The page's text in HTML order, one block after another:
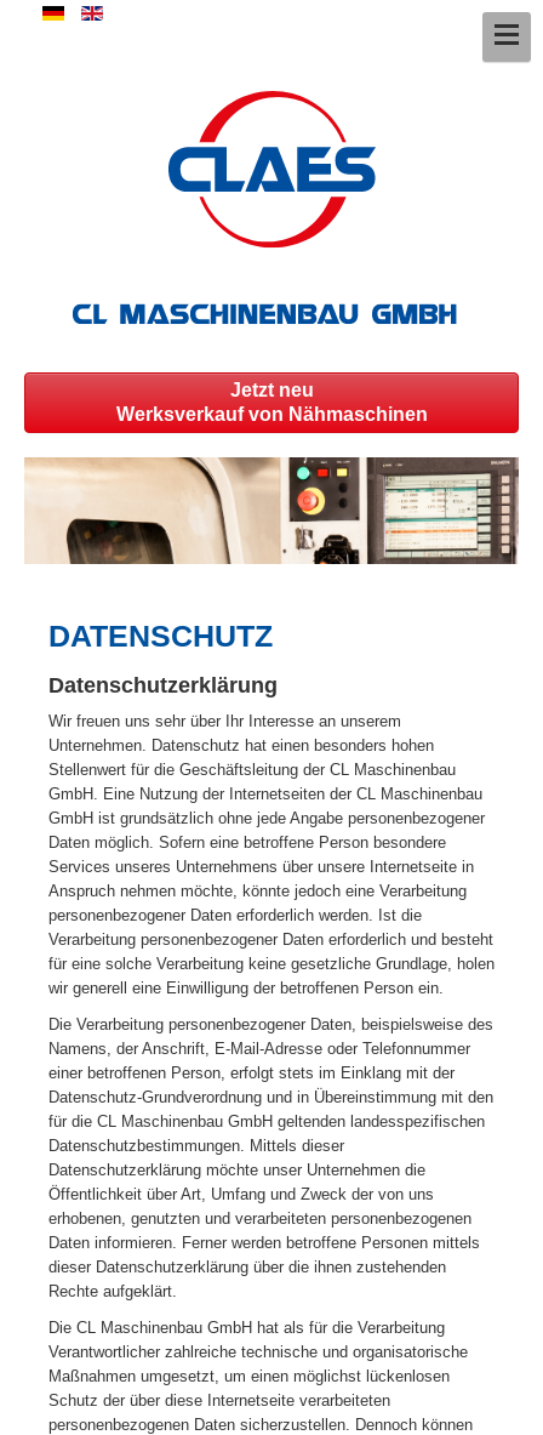
Jetzt neu
Werksverkauf von Nähmaschinen
DATENSCHUTZ
Datenschutzerklärung
Wir freuen uns sehr über Ihr Interesse an unserem
Unternehmen. Datenschutz hat einen besonders hohen
Stellenwert für die Geschäftsleitung der CL Maschinenbau
GmbH. Eine Nutzung der Internetseiten der CL Maschinenbau
GmbH ist grundsätzlich ohne jede Angabe personenbezogener
Daten möglich. Sofern eine betroffene Person besondere
Services unseres Unternehmens über unsere Internetseite in
Anspruch nehmen möchte, könnte jedoch eine Verarbeitung
personenbezogener Daten erforderlich werden. Ist die
Verarbeitung personenbezogener Daten erforderlich und besteht
für eine solche Verarbeitung keine gesetzliche Grundlage, holen
wir generell eine Einwilligung der betroffenen Person ein.
Die Verarbeitung personenbezogener Daten, beispielsweise des
Namens, der Anschrift, E-Mail-Adresse oder Telefonnummer
einer betroffenen Person, erfolgt stets im Einklang mit der
Datenschutz-Grundverordnung und in Übereinstimmung mit den
für die CL Maschinenbau GmbH geltenden landesspezifischen
Datenschutzbestimmungen. Mittels dieser
Datenschutzerklärung möchte unser Unternehmen die
Öffentlichkeit über Art, Umfang und Zweck der von uns
erhobenen, genutzten und verarbeiteten personenbezogenen
Daten informieren. Ferner werden betroffene Personen mittels
dieser Datenschutzerklärung über die ihnen zustehenden
Rechte aufgeklärt.
Die CL Maschinenbau GmbH hat als für die Verarbeitung
Verantwortlicher zahlreiche technische und organisatorische
Maßnahmen umgesetzt, um einen möglichst lückenlosen
Schutz der über diese Internetseite verarbeiteten
personenbezogenen Daten sicherzustellen. Dennoch können